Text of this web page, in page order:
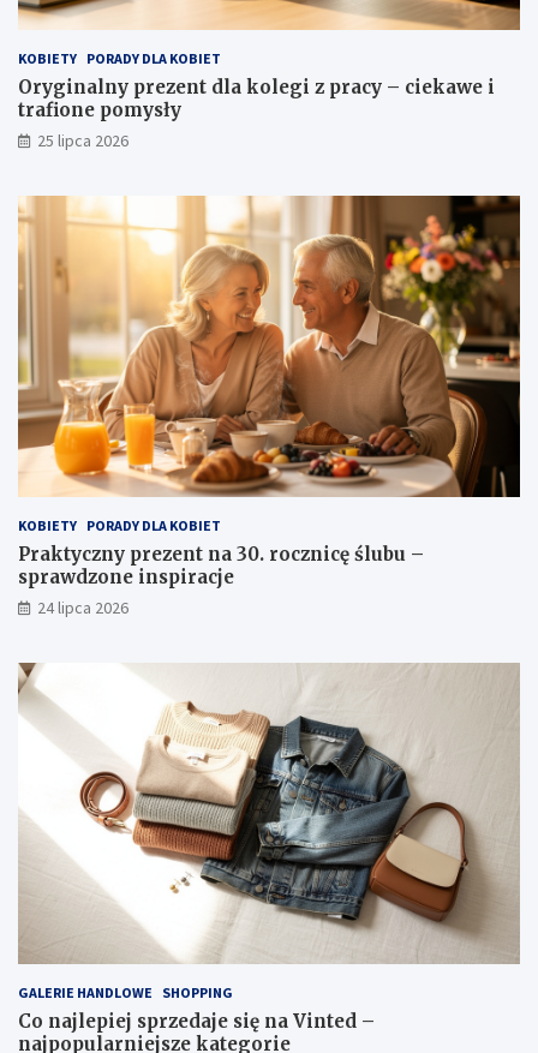
KOBIETY PORADY DLA KOBIET
Oryginalny prezent dla kolegi z pracy – ciekawe i
trafione pomysły
25 lipca 2026
KOBIETY PORADY DLA KOBIET
Praktyczny prezent na 30. rocznicę ślubu –
sprawdzone inspiracje
24 lipca 2026
GALERIE HANDLOWE SHOPPING
Co najlepiej sprzedaje się na Vinted –
najpopularniejsze kategorie